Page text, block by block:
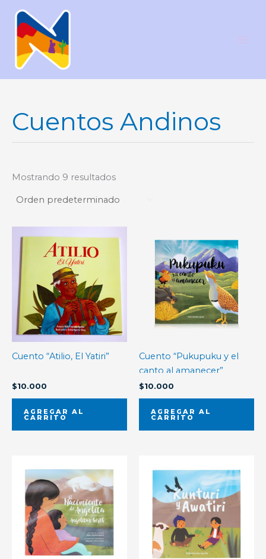
contenido
Cuentos Andinos
Mostrando 9 resultados
Cuento “Atilio, El Yatiri”
$10.000
AGREGAR AL
CARRITO
Cuento “Pukupuku y el
canto al amanecer”
$10.000
AGREGAR AL
CARRITO